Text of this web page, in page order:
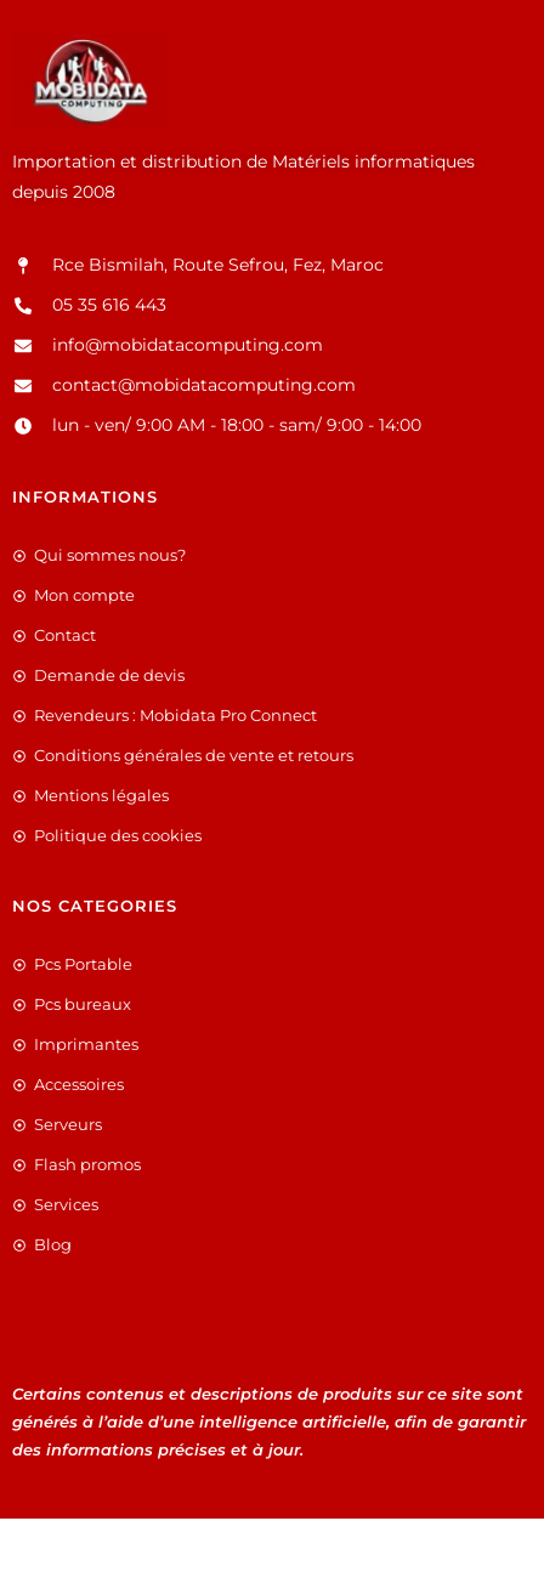
Importation et distribution de Matériels informatiques
depuis 2008
Rce Bismilah, Route Sefrou, Fez, Maroc
05 35 616 443
info@mobidatacomputing.com
contact@mobidatacomputing.com
lun - ven/ 9:00 AM - 18:00 - sam/ 9:00 - 14:00
INFORMATIONS
Qui sommes nous?
Mon compte
Contact
Demande de devis
Revendeurs : Mobidata Pro Connect
Conditions générales de vente et retours
Mentions légales
Politique des cookies
NOS CATEGORIES
Pcs Portable
Pcs bureaux
Imprimantes
Accessoires
Serveurs
Flash promos
Services
Blog
Certains contenus et descriptions de produits sur ce site sont
générés à l’aide d’une intelligence artificielle, afin de garantir
des informations précises et à jour.